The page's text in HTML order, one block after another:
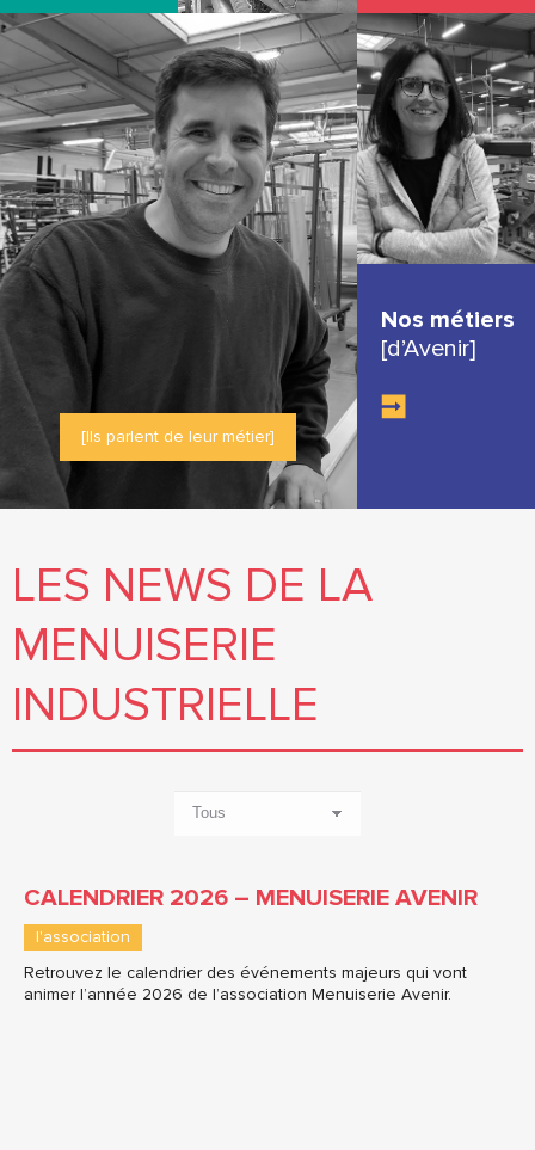
[Ils parlent de leur métier]
Nos métiers
[d’Avenir]
LES NEWS DE LA
MENUISERIE
INDUSTRIELLE
CALENDRIER 2026 – MENUISERIE AVENIR
l'association
Retrouvez le calendrier des événements majeurs qui vont
animer l’année 2026 de l’association Menuiserie Avenir.